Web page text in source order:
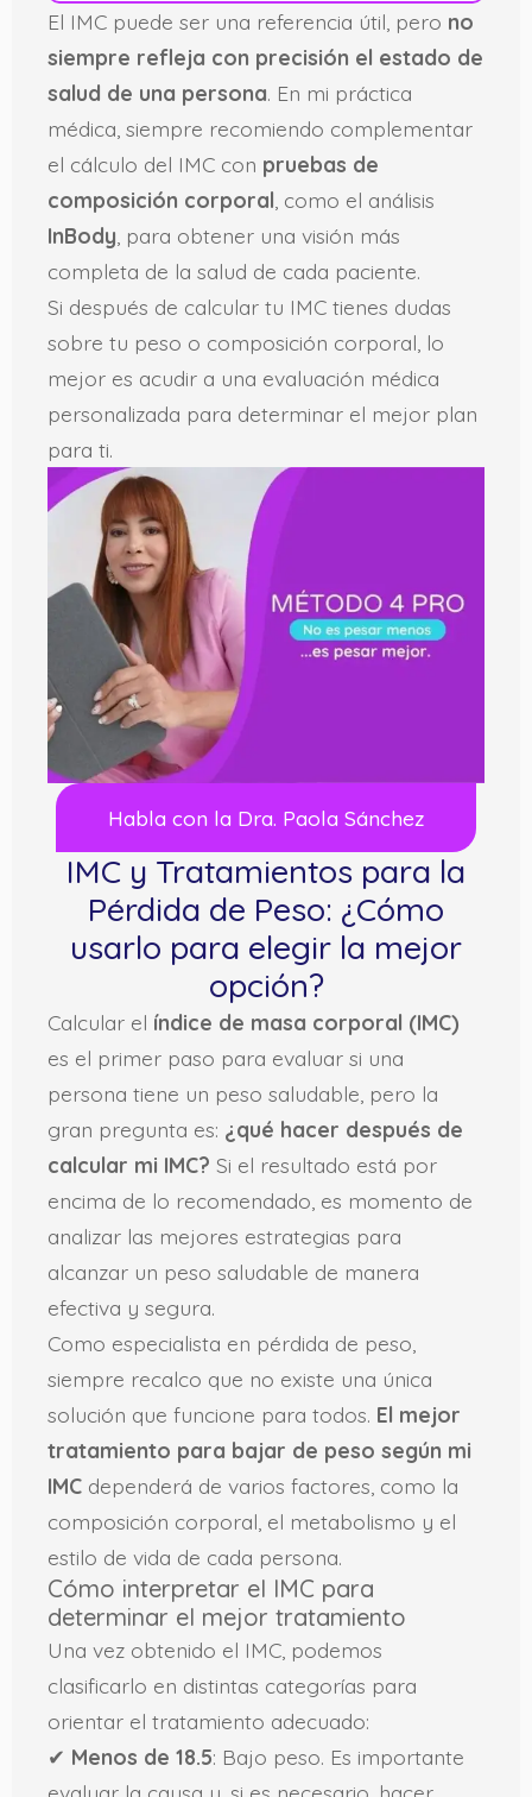
El IMC puede ser una referencia útil, pero no
siempre refleja con precisión el estado de
salud de una persona. En mi práctica
médica, siempre recomiendo complementar
el cálculo del IMC con pruebas de
composición corporal , como el análisis
InBody , para obtener una visión más
completa de la salud de cada paciente.
Si después de calcular tu IMC tienes dudas
sobre tu peso o composición corporal, lo
mejor es acudir a una evaluación médica
personalizada para determinar el mejor plan
para ti.
Habla con la Dra. Paola Sánchez
IMC y Tratamientos para la
Pérdida de Peso: ¿Cómo
usarlo para elegir la mejor
opción?
Calcular el índice de masa corporal (IMC)
es el primer paso para evaluar si una
persona tiene un peso saludable, pero la
gran pregunta es: ¿qué hacer después de
calcular mi IMC? Si el resultado está por
encima de lo recomendado, es momento de
analizar las mejores estrategias para
alcanzar un peso saludable de manera
efectiva y segura.
Como especialista en pérdida de peso,
siempre recalco que no existe una única
solución que funcione para todos. El mejor
tratamiento para bajar de peso según mi
IMC dependerá de varios factores, como la
composición corporal, el metabolismo y el
estilo de vida de cada persona.
Cómo interpretar el IMC para
determinar el mejor tratamiento
Una vez obtenido el IMC, podemos
clasificarlo en distintas categorías para
orientar el tratamiento adecuado:
✔ Menos de 18.5: Bajo peso. Es importante